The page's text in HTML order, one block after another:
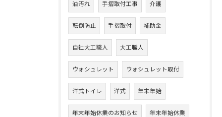
油汚れ 手摺取付工事 介護
転倒防止 手摺取付 補助金
自社大工職人 大工職人
ウォシュレット ウォシュレット取付
洋式トイレ 洋式 年末年始
年末年始休業のお知らせ 年末年始休業